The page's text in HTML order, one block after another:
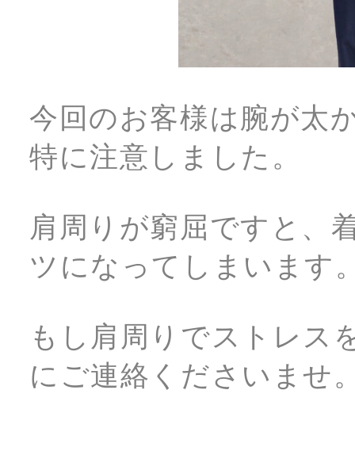
今回のお客様は腕が太
特に注意しました。
肩周りが窮屈ですと、
ツになってしまいます
もし肩周りでストレス
にご連絡くださいませ